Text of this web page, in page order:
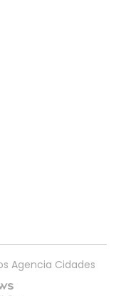
Agencia Cidades